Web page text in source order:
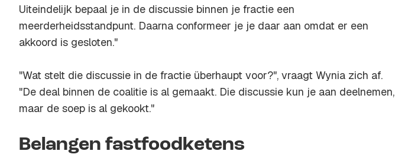
Uiteindelijk bepaal je in de discussie binnen je fractie een
meerderheidsstandpunt. Daarna conformeer je je daar aan omdat er een
akkoord is gesloten."
"Wat stelt die discussie in de fractie überhaupt voor?", vraagt Wynia zich af.
"De deal binnen de coalitie is al gemaakt. Die discussie kun je aan deelnemen,
maar de soep is al gekookt."
Belangen fastfoodketens